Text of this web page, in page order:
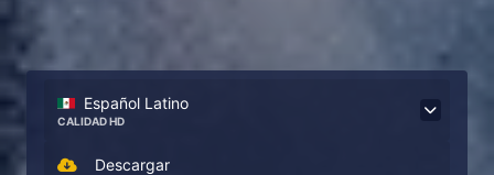
Español Latino
CALIDAD HD
Descargar